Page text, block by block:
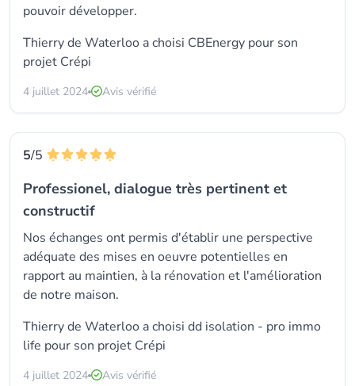
pouvoir développer.
Thierry de Waterloo a choisi CBEnergy pour son
projet Crépi
4 juillet 2024 Avis vérifié
5/5
Professionel, dialogue très pertinent et
constructif
Nos échanges ont permis d'établir une perspective
adéquate des mises en oeuvre potentielles en
rapport au maintien, à la rénovation et l'amélioration
de notre maison.
Thierry de Waterloo a choisi dd isolation - pro immo
life pour son projet Crépi
4 juillet 2024 Avis vérifié